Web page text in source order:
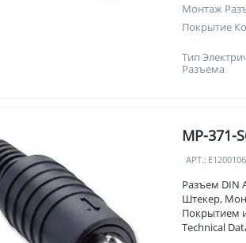
Монтаж
Покрытие
Тип
Разъема
MP-371-
АРТ.: E1200106
Разъем DIN
Штекер,
Покрытием
Technical